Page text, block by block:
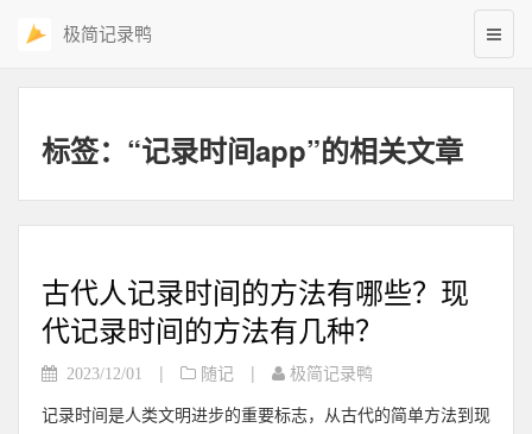
极简记录鸭
标签：“记录时间app”的相关文章
古代人记录时间的方法有哪些？现
代记录时间的方法有几种？
2023/12/01 | 随记 | 极简记录鸭
记录时间是人类文明进步的重要标志，从古代的简单方法到现